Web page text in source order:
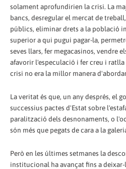
solament aprofundirien la crisi. La
bancs, desregular el mercat de
públics, eliminar drets a la població
superior a qui pugui pagar-la,
seves llars, fer megacasinos, vendre
afavorir l'especulació i fer creu i ratlla
crisi no era la millor manera
La veritat és que, un any després, el
successius pactes d'Estat sobre
paralització dels desnonaments, o
són més que pegats de cara a la
Però en les últimes setmanes la
institucional ha avançat fins a